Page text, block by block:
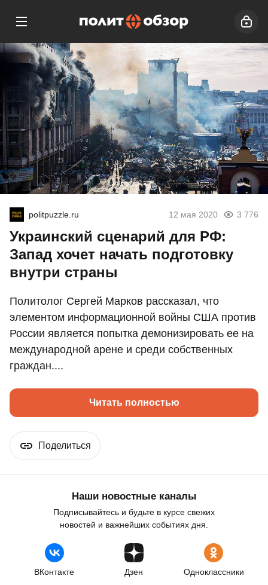
politpuzzle.ru 12 мая 2020 3 776
Украинский сценарий для РФ:
Запад хочет начать подготовку
внутри страны
Политолог Сергей Марков рассказал, что
элементом информационной войны США против
России является попытка демонизировать ее на
международной арене и среди собственных
граждан....
Читать полностью
Поделиться
Наши новостные каналы
Подписывайтесь и будьте в курсе свежих
новостей и важнейших событиях дня.
ВКонтакте Дзен Одноклассники